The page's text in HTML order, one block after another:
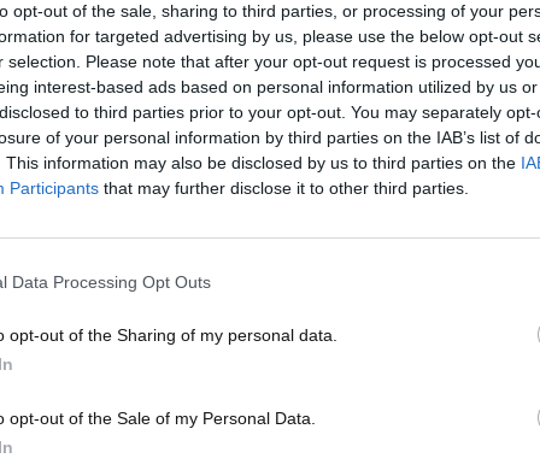
opt-out of the sale, sharing to third parties, or processing of your
for targeted advertising by us, please use the below opt-out
selection. Please note that after your opt-out request is processed
interest-based ads based on personal information utilized by us
to third parties prior to your opt-out. You may separately
of your personal information by third parties on the IAB’s list of
This information may also be disclosed by us to third parties on the
Participants that may further disclose it to other third parties.
Data Processing Opt Outs
opt-out of the Sharing of my personal data.
opt-out of the Sale of my Personal Data.
Alfa Romeo Stelvio, il SUV di punta del marchio con il
di alcunenovità molto importantiche verranno
dell’anno in corso di svolgimento.
sarà orientata verso l’elettrificazione, a conferma
ambientale. Le aspettative del segmento di
stando a quanto dichiarato dai vertici aziendali
a questo segmento di mercato. Per quanto concerne
Fra le tante opzioni tecniche, Alfa Romeo
evoluzione del 2.0 GME della Alfa Romeo Giulia, e anche
Romeo Stelvio. E c’è anche